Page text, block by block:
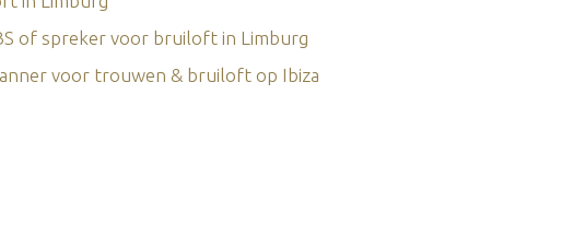
of spreker voor bruiloft in Limburg
voor trouwen & bruiloft op Ibiza